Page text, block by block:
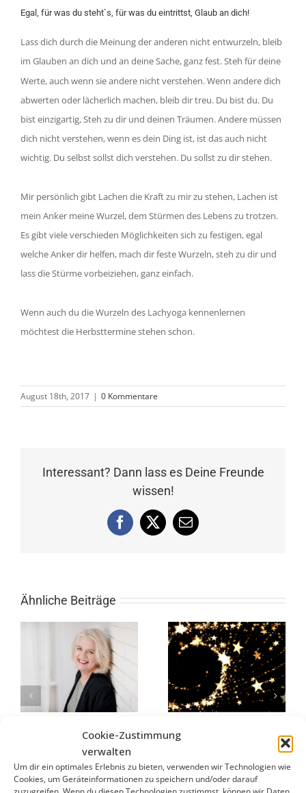
Cookie-Zustimmung
verwalten
Um dir ein optimales Erlebnis zu bieten, verwenden wir Technologien wie
Cookies, um Geräteinformationen zu speichern und/oder darauf
Egal, für was du steht`s, für was du eintrittst, Glaub an dich!
Lass dich durch die Meinung der anderen nicht entwurzeln, bleib
im Glauben an dich und an deine Sache, ganz fest. Steh für deine
Werte, auch wenn sie andere nicht verstehen. Wenn andere dich
abwerten oder lächerlich machen, bleib dir treu. Du bist du. Du
bist einzigartig, Steh zu dir und deinen Träumen. Andere müssen
dich nicht verstehen, wenn es dein Ding ist, ist das auch nicht
wichtig. Du selbst sollst dich verstehen. Du sollst zu dir stehen.
Mir persönlich gibt Lachen die Kraft zu mir zu stehen, Lachen ist
mein Anker meine Wurzel, dem Stürmen des Lebens zu trotzen.
Es gibt viele verschieden Möglichkeiten sich zu festigen, egal
welche Anker dir helfen, mach dir feste Wurzeln, steh zu dir und
lass die Stürme vorbeiziehen, ganz einfach.
Wenn auch du die Wurzeln des Lachyoga kennenlernen
möchtest die Herbsttermine stehen schon.
August 18th, 2017 | 0 Kommentare
Interessant? Dann lass es Deine Freunde
wissen!
Facebook
X
E-
Ähnliche Beiträge
Februar 27th, 2023 | 0
Weihnachtsrezept
Kommentare